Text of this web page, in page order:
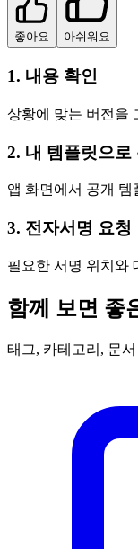
좋아요 아쉬워요
1. 내용 확인
상황에 맞는 버전을
2. 내 템플릿으로
앱 화면에서 공개
3. 전자서명 요청
필요한 서명 위치와
함께 보면 좋
태그, 카테고리, 문